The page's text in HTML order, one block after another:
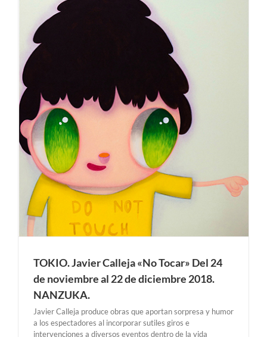
TOKIO. Javier Calleja «No Tocar» Del 24
de noviembre al 22 de diciembre 2018.
NANZUKA.
Javier Calleja produce obras que aportan sorpresa y humor
a los espectadores al incorporar sutiles giros e
intervenciones a diversos eventos dentro de la vida